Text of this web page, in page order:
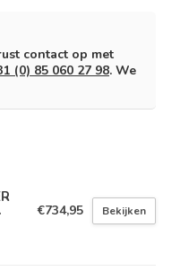
contact op met
(0) 85 060 27 98. We
€734,95 Bekijken